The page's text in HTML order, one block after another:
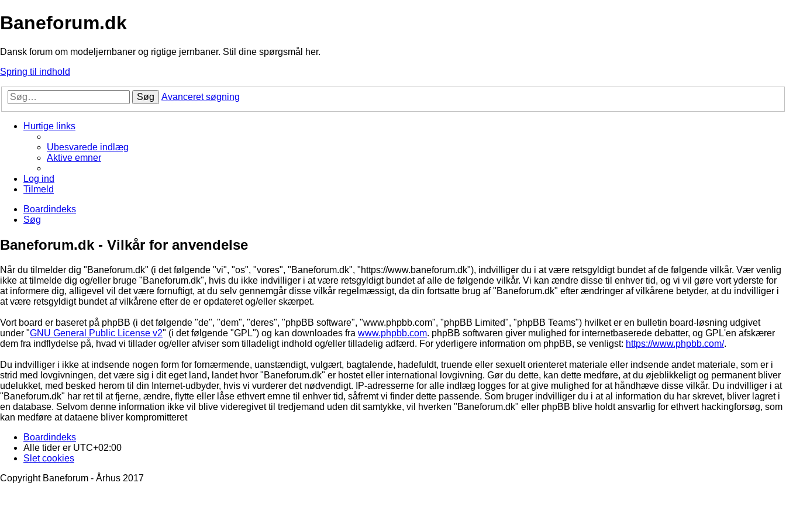
Baneforum.dk
Dansk forum om modeljernbaner og rigtige jernbaner. Stil dine spørgsmål her.
Spring til indhold
Søg Avanceret søgning
Hurtige links
Ubesvarede indlæg
Aktive emner
Log ind
Tilmeld
Boardindeks
Søg
Baneforum.dk - Vilkår for anvendelse
Når du tilmelder dig "Baneforum.dk" (i det følgende "vi", "os", "vores", "Baneforum.dk", "https://www.baneforum.dk"), indvilliger du i at være retsgyldigt bundet af de følgende vilkår. Vær venlig
ikke at tilmelde dig og/eller bruge "Baneforum.dk", hvis du ikke indvilliger i at være retsgyldigt bundet af alle de følgende vilkår. Vi kan ændre disse til enhver tid, og vi vil gøre vort yderste for
at informere dig, alligevel vil det være fornuftigt, at du selv gennemgår disse vilkår regelmæssigt, da din fortsatte brug af "Baneforum.dk" efter ændringer af vilkårene betyder, at du indvilliger i
at være retsgyldigt bundet af vilkårene efter de er opdateret og/eller skærpet.
Vort board er baseret på phpBB (i det følgende "de", "dem", "deres", "phpBB software", "www.phpbb.com", "phpBB Limited", "phpBB Teams") hvilket er en bulletin board-løsning udgivet
under "GNU General Public License v2" (i det følgende "GPL") og kan downloades fra www.phpbb.com. phpBB softwaren giver mulighed for internetbaserede debatter, og GPL'en afskærer
dem fra indflydelse på, hvad vi tillader og/eller afviser som tilladeligt indhold og/eller tilladelig adfærd. For yderligere information om phpBB, se venligst: https://www.phpbb.com/.
Du indvilliger i ikke at indsende nogen form for fornærmende, uanstændigt, vulgært, bagtalende, hadefuldt, truende eller sexuelt orienteret materiale eller indsende andet materiale, som er i
strid med lovgivningen, det være sig i dit eget land, landet hvor "Baneforum.dk" er hostet eller international lovgivning. Gør du dette, kan dette medføre, at du øjeblikkeligt og permanent bliver
udelukket, med besked herom til din Internet-udbyder, hvis vi vurderer det nødvendigt. IP-adresserne for alle indlæg logges for at give mulighed for at håndhæve disse vilkår. Du indvilliger i at
"Baneforum.dk" har ret til at fjerne, ændre, flytte eller låse ethvert emne til enhver tid, såfremt vi finder dette passende. Som bruger indvilliger du i at al information du har skrevet, bliver lagret i
en database. Selvom denne information ikke vil blive videregivet til tredjemand uden dit samtykke, vil hverken "Baneforum.dk" eller phpBB blive holdt ansvarlig for ethvert hackingforsøg, som
kan medføre at dataene bliver kompromitteret
Boardindeks
Alle tider er UTC+02:00
Slet cookies
Copyright Baneforum - Århus 2017